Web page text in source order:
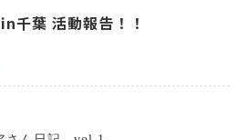
葉 活動報告！！